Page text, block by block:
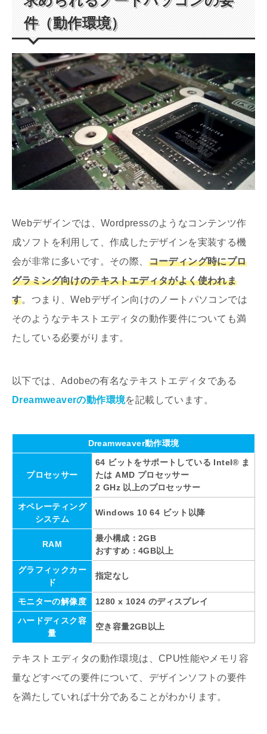
件（動作環境）
Webデザインでは、Wordpressのようなコンテンツ作
成ソフトを利用して、作成したデザインを実装する機
会が非常に多いです。その際、 コーディング時にプロ
グラミング向けのテキストエディタがよく使われま
す。つまり、Webデザイン向けのノートパソコンでは
そのようなテキストエディタの動作要件についても満
たしている必要がります。
以下では、Adobeの有名なテキストエディタである
Dreamweaverの動作環境を記載しています。
Dreamweaver動作環境
プロセッサー
64 ビットをサポートしている Intel® ま
たは AMD プロセッサー
2 GHz 以上のプロセッサー
オペレーティング
システム
Windows 10 64 ビット以降
RAM
最小構成：2GB
おすすめ：4GB以上
グラフィックカー
ド
指定なし
モニターの解像度
1280 x 1024 のディスプレイ
ハードディスク容
量
空き容量2GB以上
テキストエディタの動作環境は、CPU性能やメモリ容
量などすべての要件について、デザインソフトの要件
を満たしていれば十分であることがわかります。